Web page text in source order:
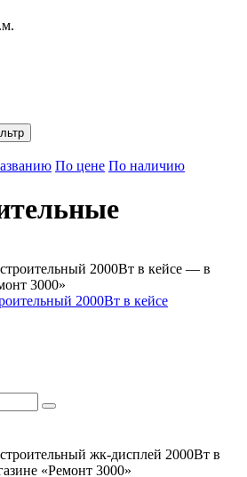
По цене По наличию
2000Вт в кейсе